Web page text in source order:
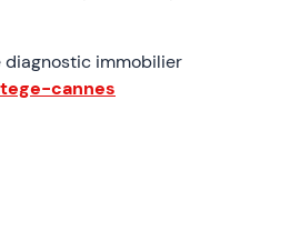
diagnostic immobilier
cannes